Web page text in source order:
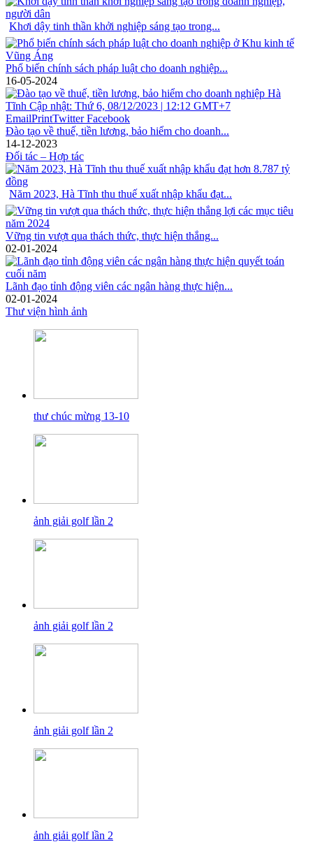
Khơi dậy tinh thần khởi nghiệp sáng tạo trong...
Phổ biến chính sách pháp luật cho doanh nghiệp...
16-05-2024
Đào tạo về thuế, tiền lương, bảo hiểm cho doanh...
14-12-2023
Đối tác – Hợp tác
Năm 2023, Hà Tĩnh thu thuế xuất nhập khẩu đạt...
Vững tin vượt qua thách thức, thực hiện thắng...
02-01-2024
Lãnh đạo tỉnh động viên các ngân hàng thực hiện...
02-01-2024
Thư viện hình ảnh
thư chúc mừng 13-10
ảnh giải golf lần 2
ảnh giải golf lần 2
ảnh giải golf lần 2
ảnh giải golf lần 2